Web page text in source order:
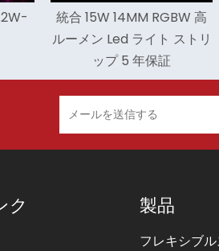
高
トリ
480leds ウォーム ホワイト
コブ Led ライト ストリップ
メーカー
ク 製品
フレキシブ